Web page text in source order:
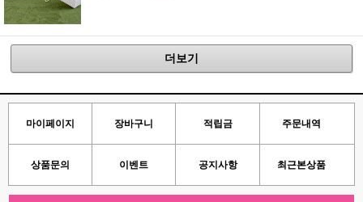
더보기
마이페이지 장바구니 적립금 주문내역
상품문의 이벤트 공지사항 최근본상품